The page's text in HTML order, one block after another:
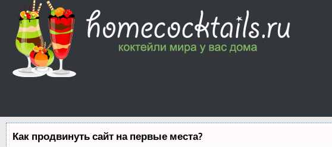
Как продвинуть сайт на первые места?